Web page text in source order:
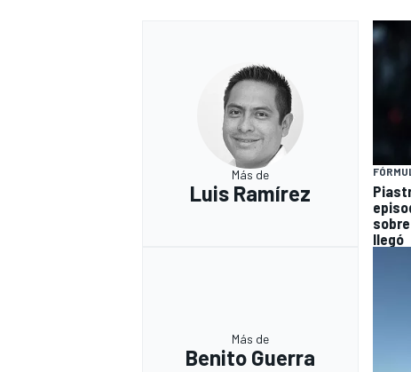
Más de
Luis Ramírez
llegó
Más de
Benito Guerra